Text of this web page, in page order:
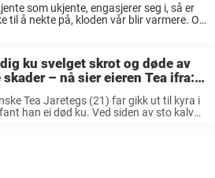
som ukjente, engasjerer seg i, så er
til å nekte på, kloden vår blir varmere. Og
ku svelget skrot og døde av
skader – nå sier eieren Tea ifra:
Tea Jaretegs (21) far gikk ut til kyra i
han ei død ku. Ved siden av sto kalvet